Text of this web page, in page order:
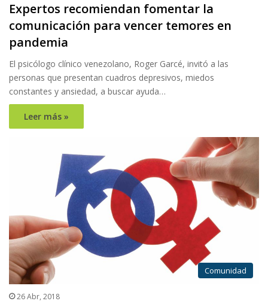
Expertos recomiendan fomentar la
comunicación para vencer temores en
pandemia
El psicólogo clínico venezolano, Roger Garcé, invitó a las
personas que presentan cuadros depresivos, miedos
constantes y ansiedad, a buscar ayuda…
Leer más »
Comunidad
26 Abr, 2018